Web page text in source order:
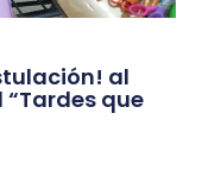
al
que